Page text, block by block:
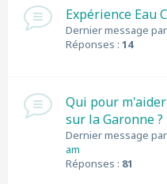
Expérience Eau
Dernier message par
Réponses : 14
Qui pour
sur la Garonne ?
Dernier message par
am
Réponses : 81